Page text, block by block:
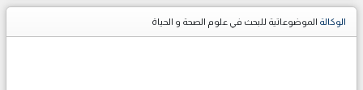
الوكالة الموضوعاتية للبحث في علوم الصحة و الحياة